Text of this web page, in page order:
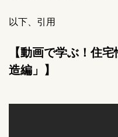
以下、引用
【動画で学ぶ！住
造編」】